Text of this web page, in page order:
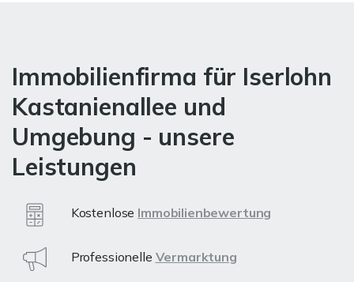
Immobilienfirma für Iserlohn
Kastanienallee und
Umgebung - unsere
Leistungen
Kostenlose Immobilienbewertung
Professionelle Vermarktung